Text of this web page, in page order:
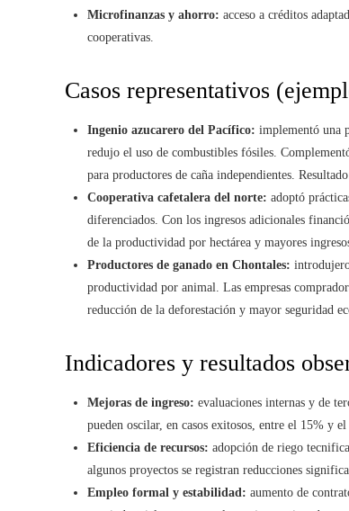
Microfinanzas y ahorro: acceso a créditos
cooperativas.
Casos representativos
Ingenio azucarero del Pacífico: implementó una
redujo el uso de combustibles fósiles.
para productores de caña independientes.
Cooperativa cafetalera del norte: adoptó
diferenciados. Con los ingresos adicionales
de la productividad por hectárea y mayores
Productores de ganado en Chontales:
productividad por animal. Las empresas
reducción de la deforestación y mayor seguridad
Indicadores y resultados
Mejoras de ingreso: evaluaciones internas y de
pueden oscilar, en casos exitosos, entre el 15% y
Eficiencia de recursos: adopción de riego
algunos proyectos se registran reducciones
Empleo formal y estabilidad: aumento de